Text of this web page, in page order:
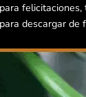
descargar de